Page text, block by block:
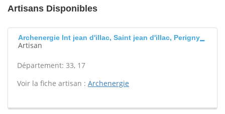
Artisans Disponibles
Archenergie Int jean d'illac, Saint jean d'illac, Perigny
Artisan
Département: 33, 17
Voir la fiche artisan : Archenergie